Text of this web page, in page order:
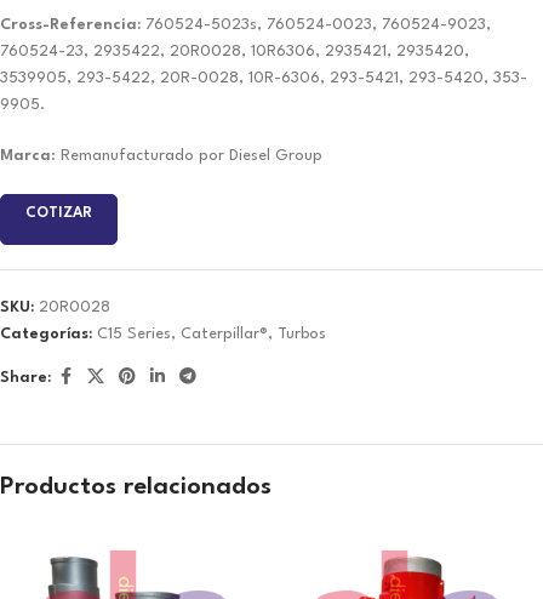
Cross-Referencia: 760524-5023s, 760524-0023, 760524-9023,
760524-23, 2935422, 20R0028, 10R6306, 2935421, 2935420,
3539905, 293-5422, 20R-0028, 10R-6306, 293-5421, 293-5420, 353-
9905.
Marca: Remanufacturado por Diesel Group
COTIZAR
SKU: 20R0028
Categorías: C15 Series, Caterpillar®, Turbos
Share:
Productos relacionados